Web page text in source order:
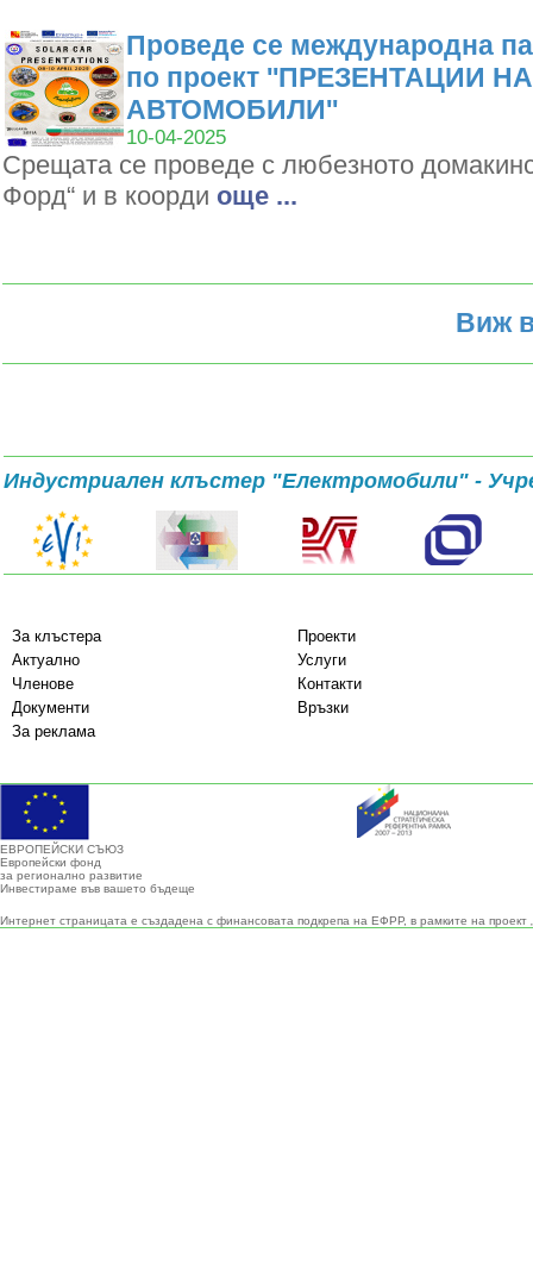
Проведе се международна
по проект ''ПРЕЗЕНТАЦИИ
АВТОМОБИЛИ''
10-04-2025
Срещата се проведе с любезното
Форд“ и в коорди oще ...
Виж
Индустриален клъстер "Електромобили" -
За клъстера
Проекти
Актуално
Услуги
Членове
Контакти
Документи
Връзки
За реклама
ЕВРОПЕЙСКИ СЪЮЗ
Европейски фонд
за регионално развитие
Инвестираме във вашето бъдеще
Интернет страницата е създадена с финансовата подкрепа на ЕФРР, в рамките на